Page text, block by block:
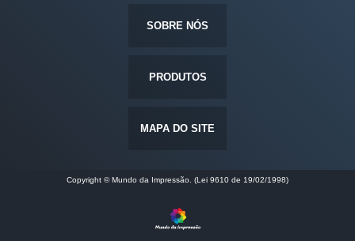
SOBRE NÓS
PRODUTOS
MAPA DO SITE
Copyright © Mundo da Impressão. (Lei 9610 de 19/02/1998)